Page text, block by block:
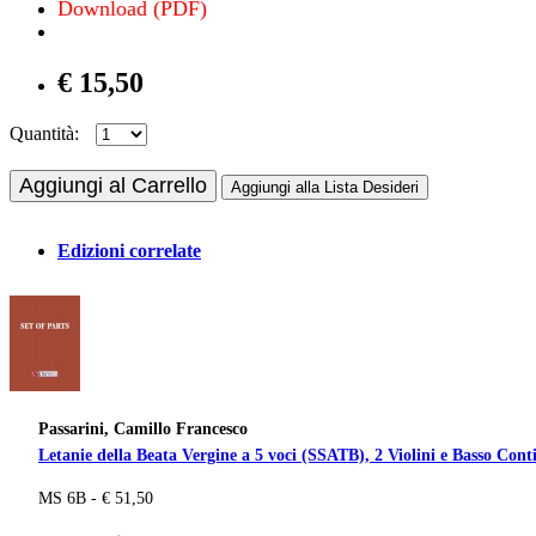
Download (PDF)
€ 15,50
Quantità:
Aggiungi al Carrello Aggiungi alla Lista Desideri
Edizioni correlate
Passarini, Camillo Francesco
Letanie della Beata Vergine a 5 voci (SSATB), 2 Violini e Basso
MS 6B - € 51,50